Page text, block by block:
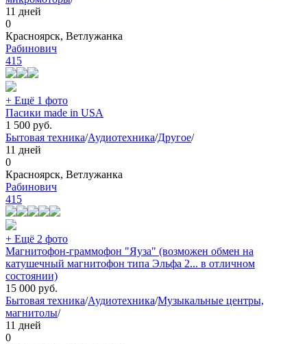
11 дней
0
Красноярск, Ветлужанка
Рабинович
415
+ Ещё 1 фото
Пасики made in USA
1 500 руб.
Бытовая техника/Аудиотехника/Другое/
11 дней
0
Красноярск, Ветлужанка
Рабинович
415
+ Ещё 2 фото
Магнитофон-граммофон "Яуза" (возможен обмен на
катушечный магнитофон типа Эльфа 2... в отличном
состоянии)
15 000 руб.
Бытовая техника/Аудиотехника/Музыкальные центры,
магнитолы/
11 дней
0